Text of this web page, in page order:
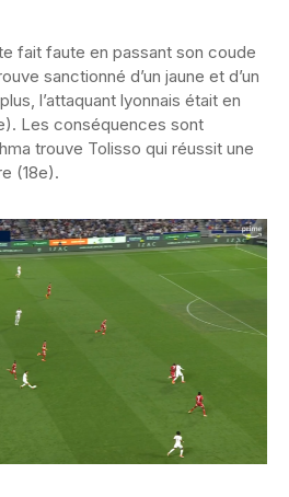
fait faute en passant son coude
sanctionné d’un jaune et d’un
l’attaquant lyonnais était en
Les conséquences sont
trouve Tolisso qui réussit une
(18e).